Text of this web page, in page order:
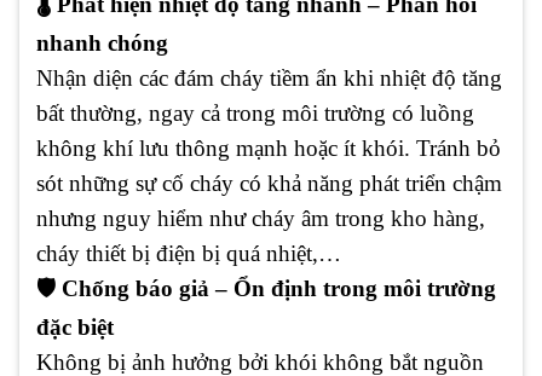
nhanh chóng
Nhận diện các đám cháy tiềm ẩn khi nhiệt độ tăng
bất thường, ngay cả trong môi trường có luồng
không khí lưu thông mạnh hoặc ít khói. Tránh bỏ
sót những sự cố cháy có khả năng phát triển chậm
nhưng nguy hiểm như cháy âm trong kho hàng,
cháy thiết bị điện bị quá nhiệt,…
🛡️ Chống báo giả – Ổn định trong môi trường
đặc biệt
Không bị ảnh hưởng bởi khói không bắt nguồn